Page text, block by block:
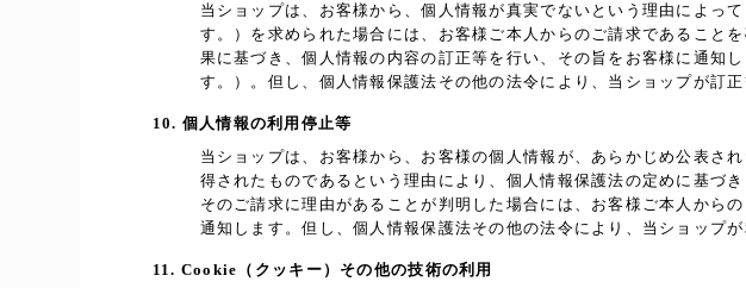
当ショップは、お客様から、個人情報が真実でないという理由によっ
す。）を求められた場合には、お客様ご本人からのご請求であること
果に基づき、個人情報の内容の訂正等を行い、その旨をお客様に通知
す。）。但し、個人情報保護法その他の法令により、当ショップが訂
10. 個人情報の利用停止等
当ショップは、お客様から、お客様の個人情報が、あらかじめ公表さ
得されたものであるという理由により、個人情報保護法の定めに基づ
そのご請求に理由があることが判明した場合には、お客様ご本人から
通知します。但し、個人情報保護法その他の法令により、当ショップ
11. Cookie（クッキー）その他の技術の利用